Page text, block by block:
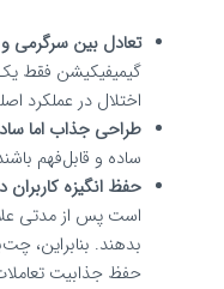
تعادل بین
گیمیفیکیشن فقط
اختلال در عملکرد
طراحی جذاب اما
ساده و قابل‌فهم
حفظ انگیزه
است پس از مدتی
بدهند. بنابراین،
حفظ جذابیت